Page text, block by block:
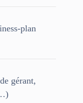
plan
gérant,